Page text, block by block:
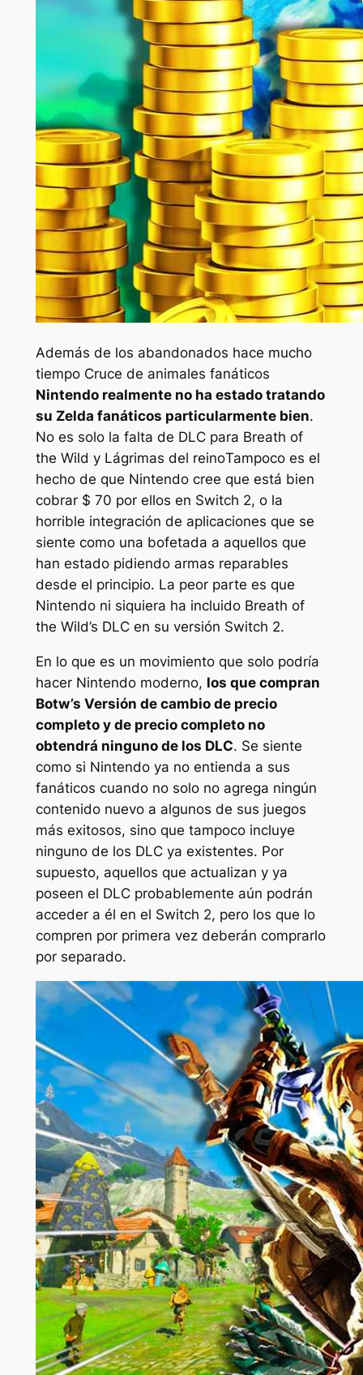
Además de los abandonados hace mucho
tiempo Cruce de animales fanáticos
Nintendo realmente no ha estado tratando
su Zelda fanáticos particularmente bien.
No es solo la falta de DLC para Breath of
the Wild y Lágrimas del reinoTampoco es el
hecho de que Nintendo cree que está bien
cobrar $ 70 por ellos en Switch 2, o la
horrible integración de aplicaciones que se
siente como una bofetada a aquellos que
han estado pidiendo armas reparables
desde el principio. La peor parte es que
Nintendo ni siquiera ha incluido Breath of
the Wild’s DLC en su versión Switch 2.
En lo que es un movimiento que solo podría
hacer Nintendo moderno, los que compran
Botw’s Versión de cambio de precio
completo y de precio completo no
obtendrá ninguno de los DLC. Se siente
como si Nintendo ya no entienda a sus
fanáticos cuando no solo no agrega ningún
contenido nuevo a algunos de sus juegos
más exitosos, sino que tampoco incluye
ninguno de los DLC ya existentes. Por
supuesto, aquellos que actualizan y ya
poseen el DLC probablemente aún podrán
acceder a él en el Switch 2, pero los que lo
compren por primera vez deberán comprarlo
por separado.